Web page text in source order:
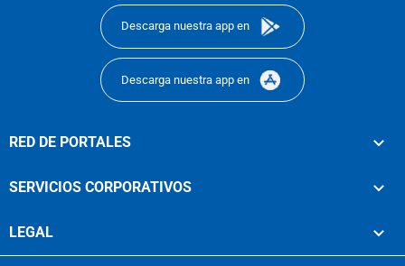
Descarga nuestra app en
Descarga nuestra app en
RED DE PORTALES
SERVICIOS CORPORATIVOS
LEGAL